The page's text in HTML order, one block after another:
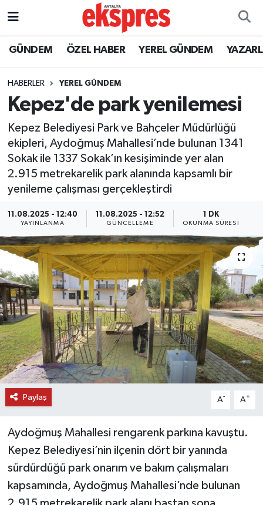
GÜNDEM ÖZEL HABER YEREL GÜNDEM
HABERLER YEREL GÜNDEM
Kepez'de park yenilemesi
Kepez Belediyesi Park ve Bahçeler Müdürlüğü
ekipleri, Aydoğmuş Mahallesi’nde bulunan 1341
Sokak ile 1337 Sokak’ın kesişiminde yer alan
2.915 metrekarelik park alanında kapsamlı bir
yenileme çalışması gerçekleştirdi
11.08.2025 - 12:40
YAYINLANMA
11.08.2025 - 12:52
GÜNCELLEME
1 DK
OKUNMA SÜRESI
Paylaş A- A+
Aydoğmuş Mahallesi rengarenk parkına kavuştu.
Kepez Belediyesi’nin ilçenin dört bir yanında
sürdürdüğü park onarım ve bakım çalışmaları
kapsamında, Aydoğmuş Mahallesi’nde bulunan
ÖZEL HABER
YEREL GÜNDEM
EKONOMİ
KÜLTÜR - SANAT
SPOR
SİYASET
SAĞLIK
DÜNYA
EĞİTİM
TURİZM
RÖPORTAJ
VİDEO HABERLER
YAZARLAR
RESMİ İLAN
MAGAZİN
Nöbetçi Eczaneler
Trafik Durumu
Süper Lig Puan Durumu ve Fikstür
Tüm Manşetler
Son Dakika Haberleri
Haber Arşivi